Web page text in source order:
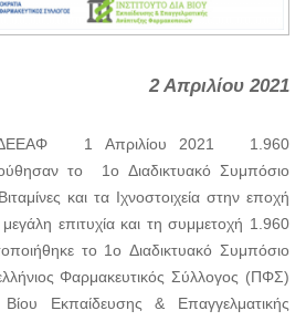
2 Απριλίου 2021
1 Απριλίου 2021 1.960
το 1ο Διαδικτυακό Συμπόσιο
και τα Ιχνοστοιχεία στην εποχή
επιτυχία και τη συμμετοχή 1.960
το 1ο Διαδικτυακό Συμπόσιο
Φαρμακευτικός Σύλλογος (ΠΦΣ)
Εκπαίδευσης & Επαγγελματικής